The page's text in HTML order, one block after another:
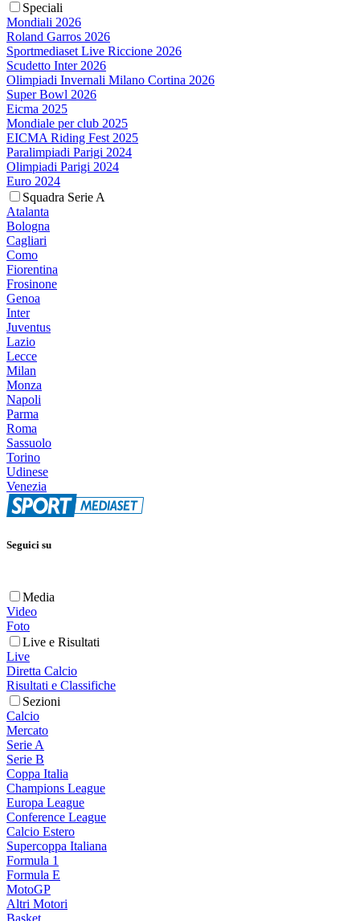
Speciali
Mondiali 2026
Roland Garros 2026
Sportmediaset Live Riccione 2026
Scudetto Inter 2026
Olimpiadi Invernali Milano Cortina 2026
Super Bowl 2026
Eicma 2025
Mondiale per club 2025
EICMA Riding Fest 2025
Paralimpiadi Parigi 2024
Olimpiadi Parigi 2024
Euro 2024
Squadra Serie A
Atalanta
Bologna
Cagliari
Como
Fiorentina
Frosinone
Genoa
Inter
Juventus
Lazio
Lecce
Milan
Monza
Napoli
Parma
Roma
Sassuolo
Torino
Udinese
Venezia
Seguici su
Media
Video
Foto
Live e Risultati
Live
Diretta Calcio
Risultati e Classifiche
Sezioni
Calcio
Mercato
Serie A
Serie B
Coppa Italia
Champions League
Europa League
Conference League
Calcio Estero
Supercoppa Italiana
Formula 1
Formula E
MotoGP
Altri Motori
Basket